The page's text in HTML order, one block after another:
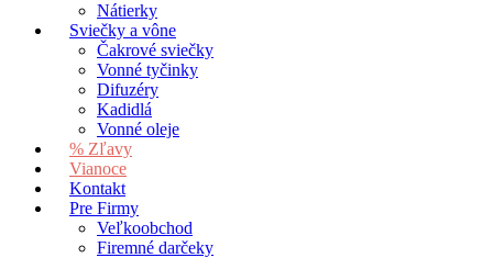
Nátierky
Sviečky a vône
Čakrové sviečky
Vonné tyčinky
Difuzéry
Kadidlá
Vonné oleje
% Zľavy
Vianoce
Kontakt
Pre Firmy
Veľkoobchod
Firemné darčeky